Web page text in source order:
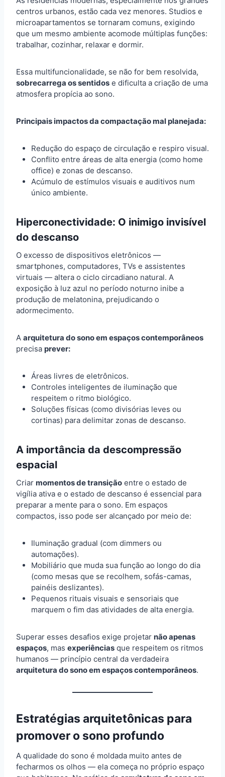
centros urbanos, estão cada vez menores. Studios e
microapartamentos se tornaram comuns, exigindo
que um mesmo ambiente acomode múltiplas funções:
trabalhar, cozinhar, relaxar e dormir.
Essa multifuncionalidade, se não for bem resolvida,
sobrecarrega os sentidos e dificulta a criação de uma
atmosfera propícia ao sono.
Principais impactos da compactação mal planejada:
Redução do espaço de circulação e respiro visual.
Conflito entre áreas de alta energia (como home
office) e zonas de descanso.
Acúmulo de estímulos visuais e auditivos num
único ambiente.
Hiperconectividade: O inimigo invisível
do descanso
O excesso de dispositivos eletrônicos —
smartphones, computadores, TVs e assistentes
virtuais — altera o ciclo circadiano natural. A
exposição à luz azul no período noturno inibe a
produção de melatonina, prejudicando o
adormecimento.
A arquitetura do sono em espaços contemporâneos
precisa prever:
Áreas livres de eletrônicos.
Controles inteligentes de iluminação que
respeitem o ritmo biológico.
Soluções físicas (como divisórias leves ou
cortinas) para delimitar zonas de descanso.
A importância da descompressão
espacial
Criar momentos de transição entre o estado de
vigília ativa e o estado de descanso é essencial para
preparar a mente para o sono. Em espaços
compactos, isso pode ser alcançado por meio de:
Iluminação gradual (com dimmers ou
automações).
Mobiliário que muda sua função ao longo do dia
(como mesas que se recolhem, sofás-camas,
painéis deslizantes).
Pequenos rituais visuais e sensoriais que
marquem o fim das atividades de alta energia.
Superar esses desafios exige projetar não apenas
espaços, mas experiências que respeitem os ritmos
humanos — princípio central da verdadeira
arquitetura do sono em espaços contemporâneos.
Estratégias arquitetônicas para
promover o sono profundo
A qualidade do sono é moldada muito antes de
fecharmos os olhos — ela começa no próprio espaço